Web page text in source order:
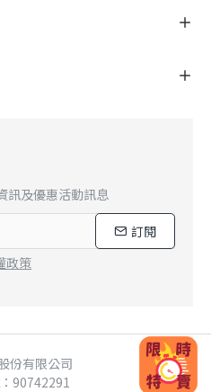
訊及優惠活動訊息
訂閱
政策
份有限公司
90742291